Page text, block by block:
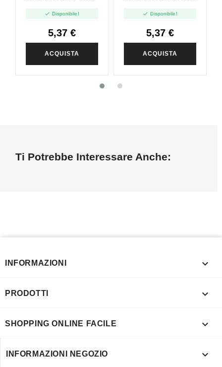
Shot 10+20
 Disponibile!
5,37 €
ACQUISTA
Shot 10+20
 Disponibile!
5,37 €
ACQUISTA
Ti Potrebbe Interessare Anche:
INFORMAZIONI 
PRODOTTI 
SHOPPING ONLINE FACILE 
INFORMAZIONI NEGOZIO 